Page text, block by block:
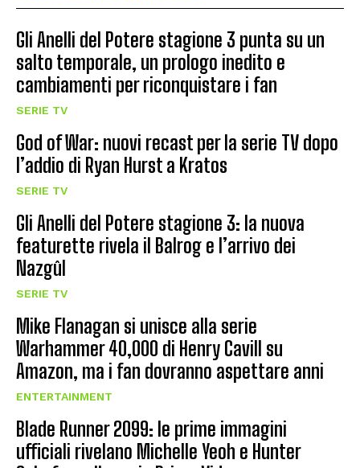
Gli Anelli del Potere stagione 3 punta su un
salto temporale, un prologo inedito e
cambiamenti per riconquistare i fan
SERIE TV
God of War: nuovi recast per la serie TV dopo
l’addio di Ryan Hurst a Kratos
SERIE TV
Gli Anelli del Potere stagione 3: la nuova
featurette rivela il Balrog e l’arrivo dei
Nazgûl
SERIE TV
Mike Flanagan si unisce alla serie
Warhammer 40,000 di Henry Cavill su
Amazon, ma i fan dovranno aspettare anni
ENTERTAINMENT
Blade Runner 2099: le prime immagini
ufficiali rivelano Michelle Yeoh e Hunter